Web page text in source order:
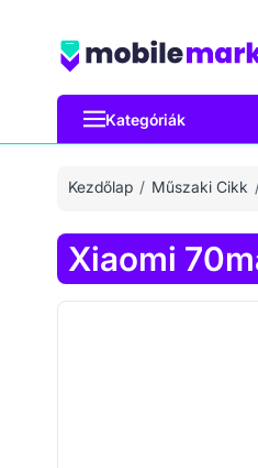
Kategóriák
Kezdőlap Műszaki Cikk
Xiaomi